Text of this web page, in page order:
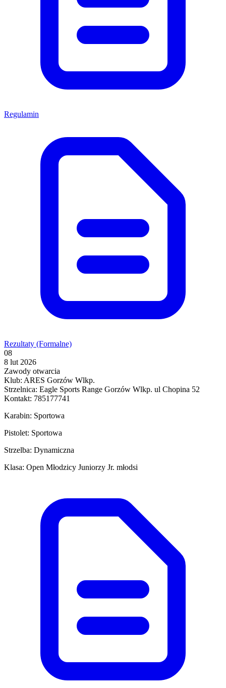
Regulamin
Rezultaty (Formalne)
08
8 lut 2026
Zawody otwarcia
Klub: ARES Gorzów Wlkp.
Strzelnica: Eagle Sports Range Gorzów Wlkp. ul Chopina 52
Kontakt: 785177741
Karabin: Sportowa
Pistolet: Sportowa
Strzelba: Dynamiczna
Klasa: Open Młodzicy Juniorzy Jr. młodsi